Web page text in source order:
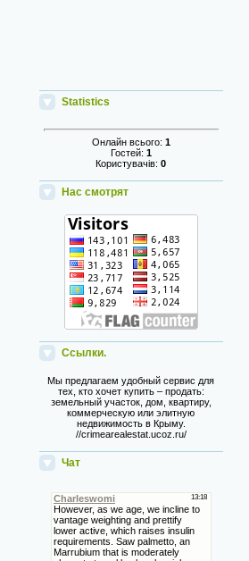
Statistics
Онлайн всього: 1
Гостей: 1
Користувачів:0
Нас смотрят
Ссылки.
Мы предлагаем удобный сервис для
тех, кто хочет купить – продать:
земельный участок, дом, квартиру,
коммерческую или элитную
недвижимость в Крыму.
//crimearealestat.ucoz.ru/
Чат